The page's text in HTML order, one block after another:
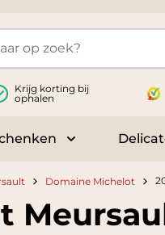
Krijg korting bij
ophalen
for WijnenToggle
Domaine Michelot